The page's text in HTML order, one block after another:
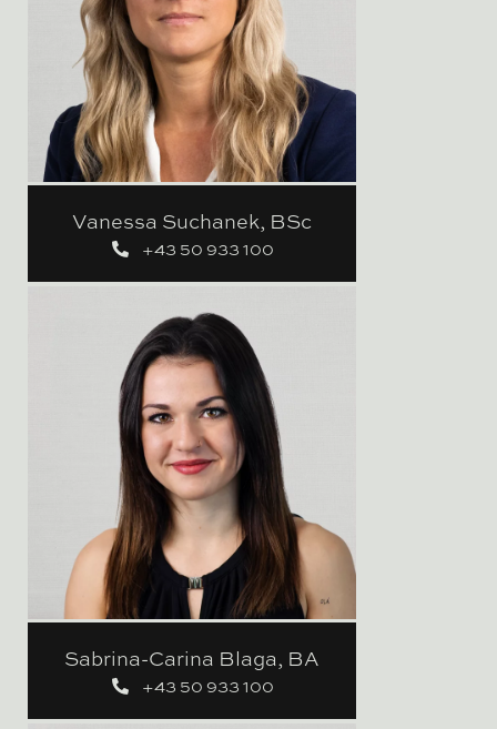
Vanessa Suchanek, BSc
+43 50 933 100
Sabrina-Carina Blaga, BA
+43 50 933 100